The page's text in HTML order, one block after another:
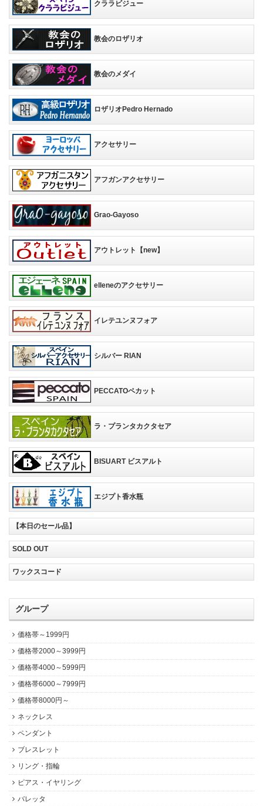
クララビジュー
教会のロザリオ
教会のメダイ
ロザリオPedro Hernado
アクセサリー
アフガンアクセサリー
Grao-Gayoso
アウトレット【new】
elleneのアクセサリー
イレテユンヌフォア
シルバー RIAN
PECCATOペカット
ラ・プランタカクタセア
BISUART ビスアルト
エジプト香水瓶
【本日のセール品】
SOLD OUT
ワックスコード
グループ
価格帯～1999円
価格帯2000～3999円
価格帯4000～5999円
価格帯6000～7999円
価格帯8000円～
ネックレス
ペンダント
ブレスレット
リング・指輪
ピアス・イヤリング
バレッタ